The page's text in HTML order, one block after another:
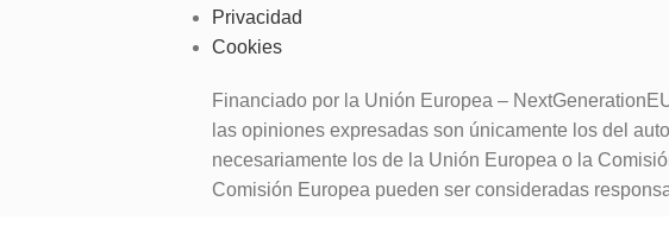
Privacidad
Cookies
Financiado por la Unión Europea –
las opiniones expresadas son únicamente los del
necesariamente los de la Unión Europea o la
Comisión Europea pueden ser consideradas